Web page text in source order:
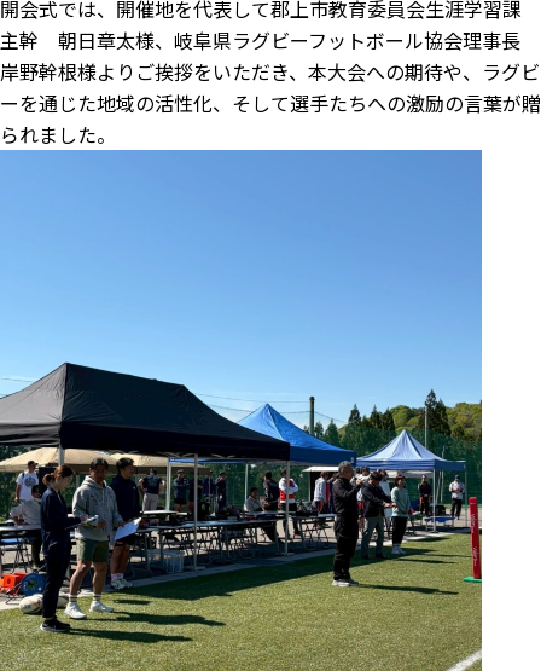
開会式では、開催地を代表して郡上市教育委員会生涯学習課
主幹 朝日章太様、岐阜県ラグビーフットボール協会理事長
岸野幹根様よりご挨拶をいただき、本大会への期待や、ラグビ
ーを通じた地域の活性化、そして選手たちへの激励の言葉が贈
られました。